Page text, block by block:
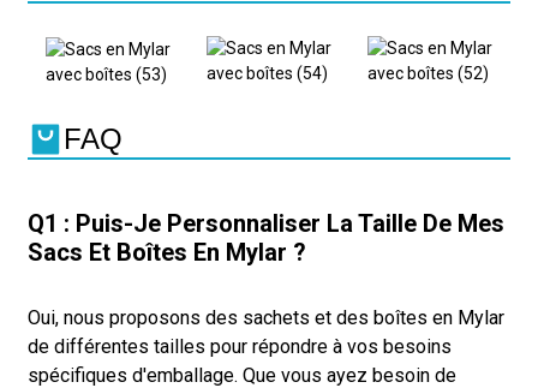
FAQ
Q1 : Puis-Je Personnaliser La Taille De Mes
Sacs Et Boîtes En Mylar ?
Oui, nous proposons des sachets et des boîtes en Mylar
de différentes tailles pour répondre à vos besoins
spécifiques d'emballage. Que vous ayez besoin de